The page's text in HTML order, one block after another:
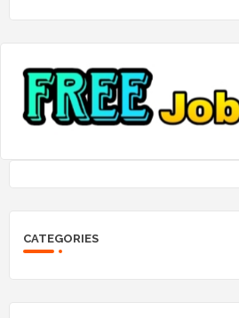
CATEGORIES